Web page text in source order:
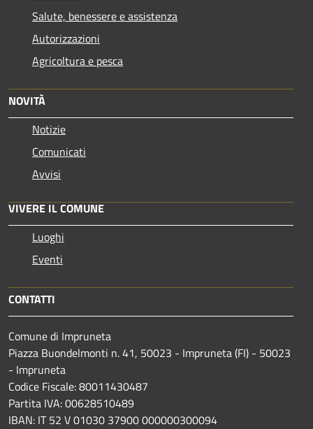
Salute, benessere e assistenza
Autorizzazioni
Agricoltura e pesca
NOVITÀ
Notizie
Comunicati
Avvisi
VIVERE IL COMUNE
Luoghi
Eventi
CONTATTI
Comune di Impruneta
Piazza Buondelmonti n. 41, 50023 - Impruneta (FI) - 50023
- Impruneta
Codice Fiscale: 80011430487
Partita IVA: 00628510489
IBAN: IT 52 V 01030 37900 000000300094